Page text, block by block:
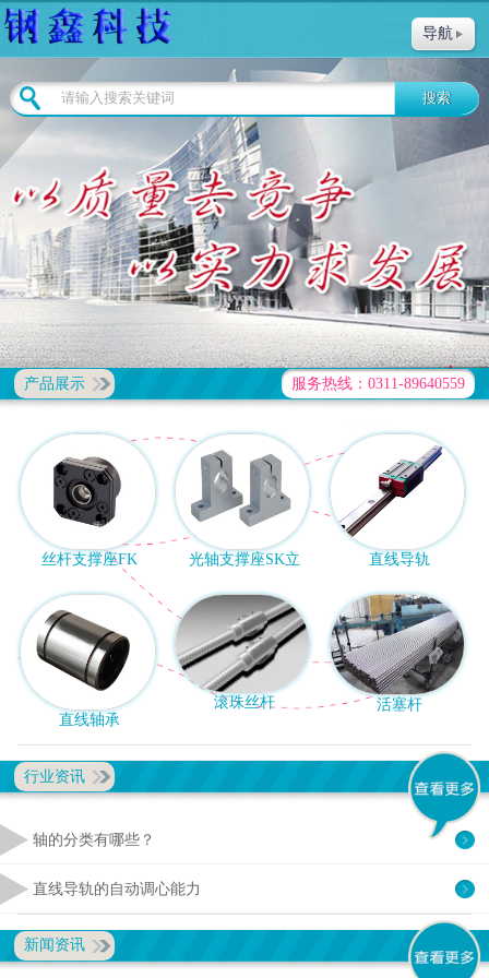
导航
产品展示 服务热线：0311-89640559
丝杆支撑座FK 光轴支撑座SK立 直线导轨
直线轴承
滚珠丝杆 活塞杆
行业资讯
轴的分类有哪些？
直线导轨的自动调心能力
新闻资讯